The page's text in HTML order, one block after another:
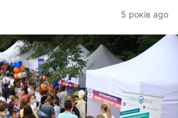
5 років ago